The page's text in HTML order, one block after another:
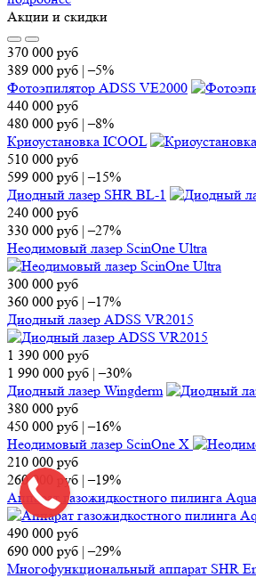
Акции и скидки
370 000 руб
389 000 руб |–5%
Фотоэпилятор ADSS VE2000
440 000 руб
480 000 руб |–8%
Криоустановка ICOOL
510 000 руб
599 000 руб |–15%
Диодный лазер SHR BL-1
240 000 руб
330 000 руб |–27%
Неодимовый лазер ScinOne Ultra
300 000 руб
360 000 руб |–17%
Диодный лазер ADSS VR2015
1 390 000 руб
1 990 000 руб |–30%
Диодный лазер Wingderm
380 000 руб
450 000 руб |–16%
Неодимовый лазер ScinOne X
210 000 руб
260 000
руб |–19%
Аппарат газожидкостного пилинга
490 000 руб
690 000 руб |–29%
Многофункциональный аппарат SHR